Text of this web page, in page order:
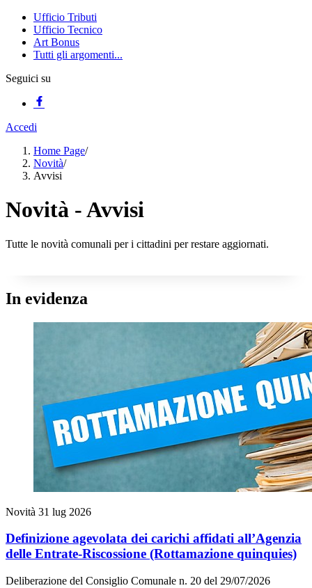
Ufficio Tributi
Ufficio Tecnico
Art Bonus
Tutti gli argomenti...
Seguici su
Accedi
Home Page/
Novità/
Avvisi
Novità - Avvisi
Tutte le novità comunali per i cittadini per restare aggiornati.
In evidenza
Novità 31 lug 2026
Definizione agevolata dei carichi affidati all’Agenzia
delle Entrate-Riscossione (Rottamazione quinquies)
Deliberazione del Consiglio Comunale n. 20 del 29/07/2026